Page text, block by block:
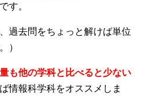
す。
過去問をちょっと解けば単位
）
も他の学科と比べると少ない
情報科学科をオススメしま